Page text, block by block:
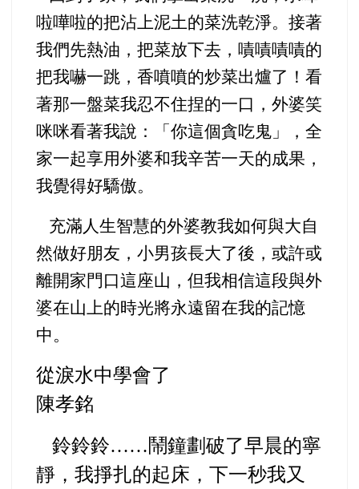
啦嘩啦的把沾上泥土的菜洗乾淨。接著
我們先熱油，把菜放下去，嘖嘖嘖嘖的
把我嚇一跳，香噴噴的炒菜出爐了！看
著那一盤菜我忍不住捏的一口，外婆笑
咪咪看著我說：「你這個貪吃鬼」，全
家一起享用外婆和我辛苦一天的成果，
我覺得好驕傲。
充滿人生智慧的外婆教我如何與大自
然做好朋友，小男孩長大了後，或許或
離開家門口這座山，但我相信這段與外
婆在山上的時光將永遠留在我的記憶
中。
從淚水中學會了
陳孝銘
鈴鈴鈴……鬧鐘劃破了早晨的寧
靜，我掙扎的起床，下一秒我又